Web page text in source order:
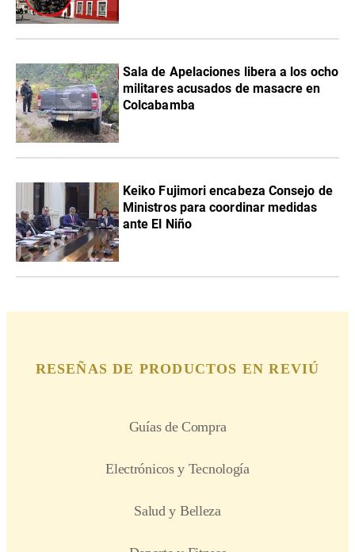
Sala de Apelaciones libera a los ocho
militares acusados de masacre en
Colcabamba
Keiko Fujimori encabeza Consejo de
Ministros para coordinar medidas
ante El Niño